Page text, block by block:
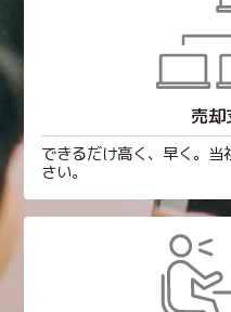
売却
できるだけ高く、早く。
さい。